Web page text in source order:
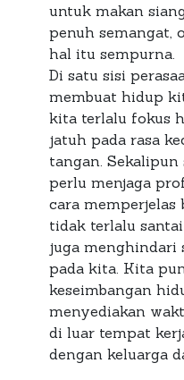
untuk makan
penuh semangat,
hal itu sempurna.
Di satu sisi
membuat hidup
kita terlalu fokus
jatuh pada rasa
tangan.
perlu menjaga
cara memperjelas
tidak terlalu
juga menghindari
pada kita. Kita
keseimbangan
menyediakan
di luar tempat
dengan keluarga